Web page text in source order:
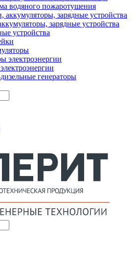
водяного пожаротушения
зарядные устройства
устройства
генераторы